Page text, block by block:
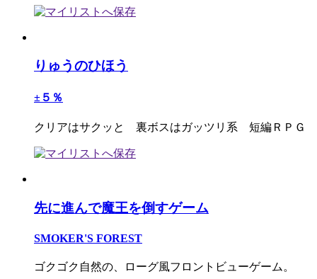
りゅうのひほう
±５％
クリアはサクッと 裏ボスはガッツリ系 短編ＲＰＧ
先に進んで魔王を倒すゲーム
SMOKER'S FOREST
ゴクゴク自然の、ローグ風フロントビューゲーム。